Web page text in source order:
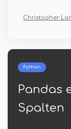
Christopher